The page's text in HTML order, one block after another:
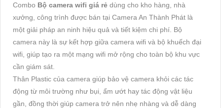
Combo Bộ camera wifi giá rẻ dùng cho kho hàng, nhà
xưởng, công trình được bán tại Camera An Thành Phát là
một giải pháp an ninh hiệu quả và tiết kiệm chi phí. Bộ
camera này là sự kết hợp giữa camera wifi và bộ khuếch đại
wifi, giúp tạo ra một mạng wifi mở rộng cho toàn bộ khu vực
cần giám sát.
Thân Plastic của camera giúp bảo vệ camera khỏi các tác
động từ môi trường như bụi, ẩm ướt hay tác động vật liệu
gần, đồng thời giúp camera trở nên nhẹ nhàng và dễ dàng